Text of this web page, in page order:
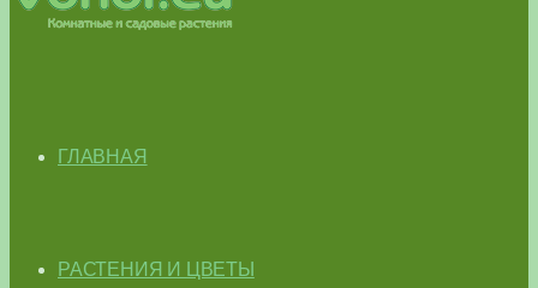
ГЛАВНАЯ
РАСТЕНИЯ И ЦВЕТЫ